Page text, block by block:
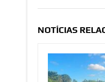
NOTÍCIAS